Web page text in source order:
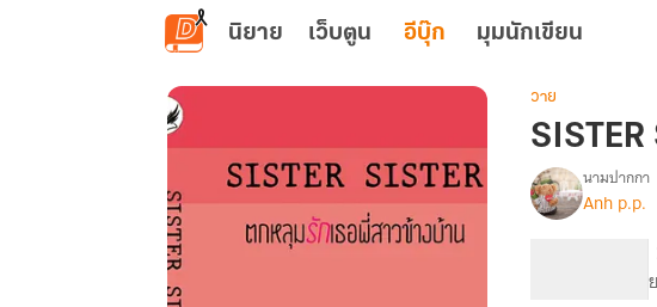
ข้ามไปยังเนื้อหาหลัก
นิยาย เว็บตูน อีบุ๊ก มุมนักเขียน
วาย
SISTER
เรื่องSISTER
SISTER
นามปากกา
Anh p.p.